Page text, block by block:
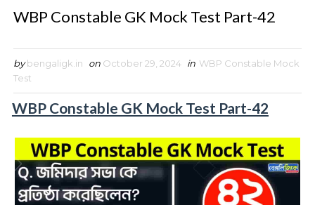
WBP Constable GK Mock Test Part-42
by bengaligk.in on October 29, 2024 in WBP Constable Mock
Test
WBP Constable GK Mock Test Part-42